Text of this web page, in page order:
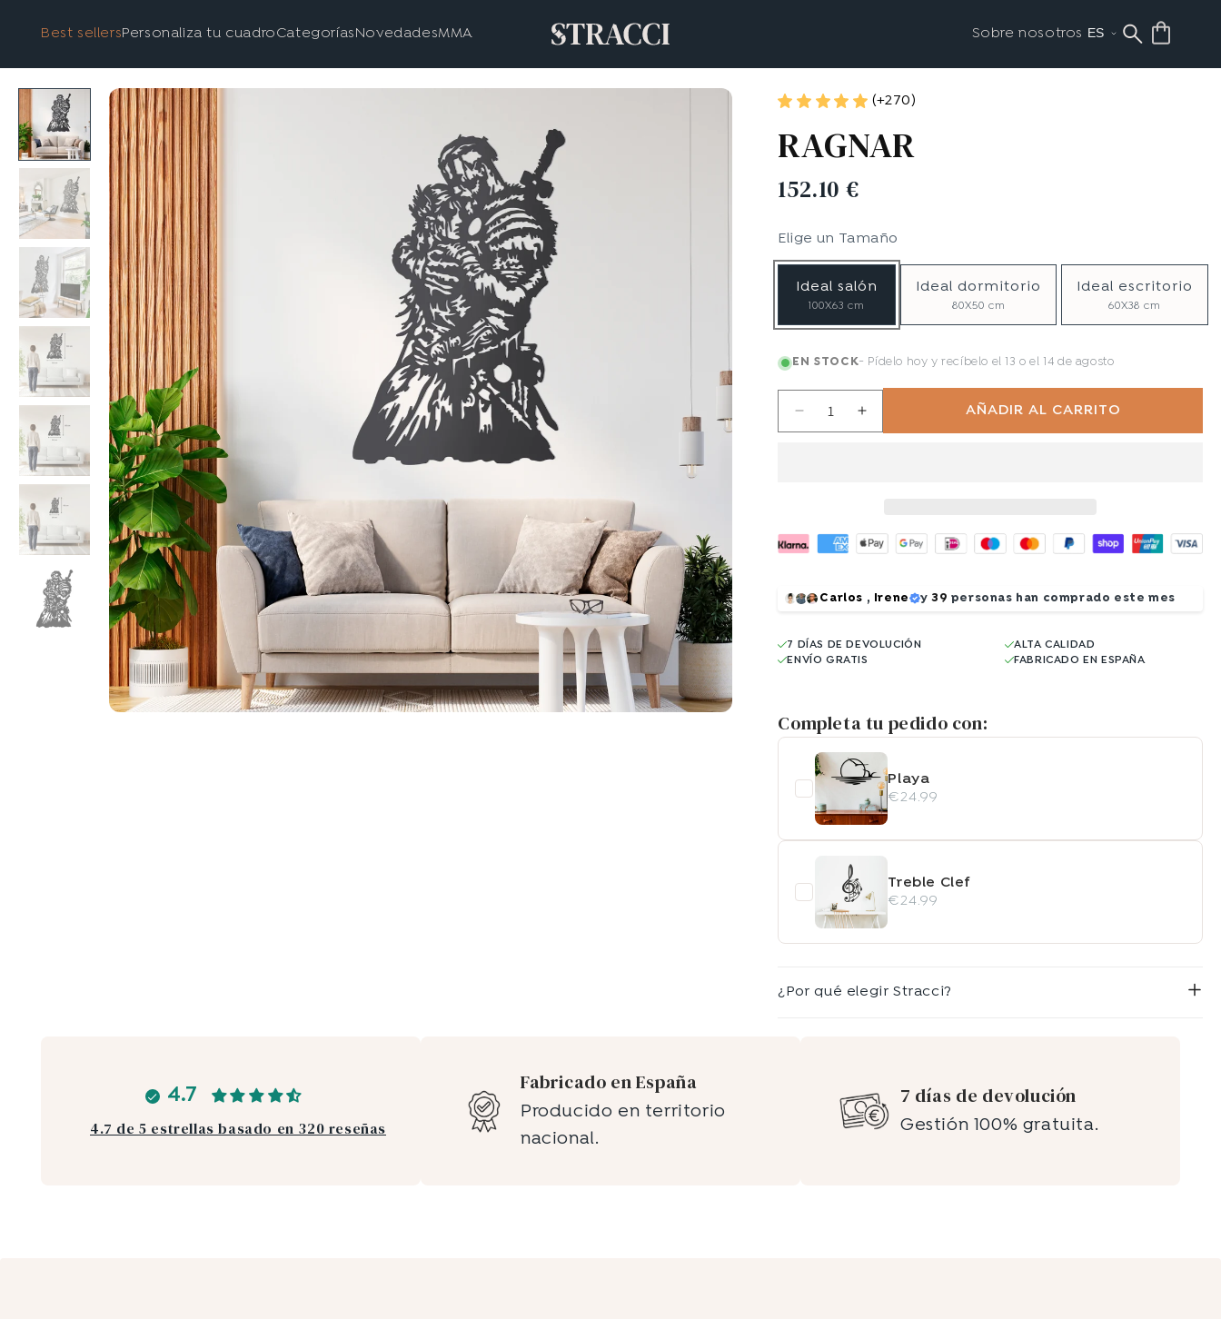
Best sellersPersonaliza tu cuadroCategoríasNovedadesMMA Sobre nosotros
(+270)
RAGNAR
152.10 €
Elige un Tamaño
Ideal escritorio
60X38 cm
Ideal dormitorio
80X50 cm
Ideal salón
100X63 cm
EN STOCK Pídelo hoy y recíbelo el 13 o el 14 de agosto
Reducir
cantidad
Aumentar
cantidad
AÑADIR AL CARRITO
Carlos , Irene y39 personas han comprado este mes
7 DÍAS DE DEVOLUCIÓN
ALTA CALIDAD
ENVÍO GRATIS
FABRICADO EN ESPAÑA
Completa tu pedido con:
Playa
€24.99
Treble Clef
€24.99
¿Por qué elegir Stracci?
4.7
4.7 de 5 estrellas basado en 320 reseñas
Fabricado en España
Producido en territorio
nacional.
7 días de devolución
Gestión 100% gratuita.